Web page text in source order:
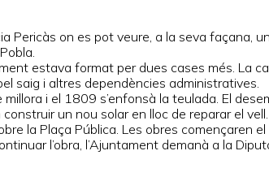
Pericàs on es pot veure, a la seva façana,
estava format per dues cases més. La
saig i altres dependències administratives.
millora i el 1809 s’enfonsà la teulada. El
un nou solar en lloc de reparar el
la Plaça Pública. Les obres començaren el
l’obra, l’Ajuntament demanà a la